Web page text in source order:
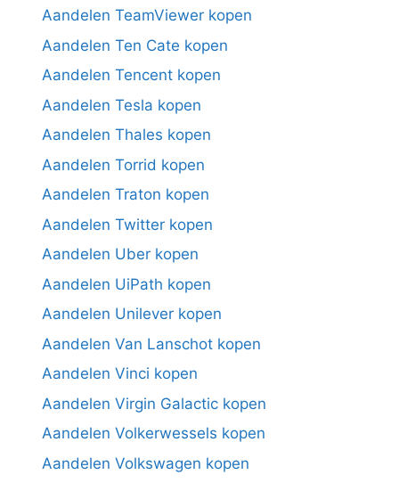
Aandelen TeamViewer kopen
Aandelen Ten Cate kopen
Aandelen Tencent kopen
Aandelen Tesla kopen
Aandelen Thales kopen
Aandelen Torrid kopen
Aandelen Traton kopen
Aandelen Twitter kopen
Aandelen Uber kopen
Aandelen UiPath kopen
Aandelen Unilever kopen
Aandelen Van Lanschot kopen
Aandelen Vinci kopen
Aandelen Virgin Galactic kopen
Aandelen Volkerwessels kopen
Aandelen Volkswagen kopen